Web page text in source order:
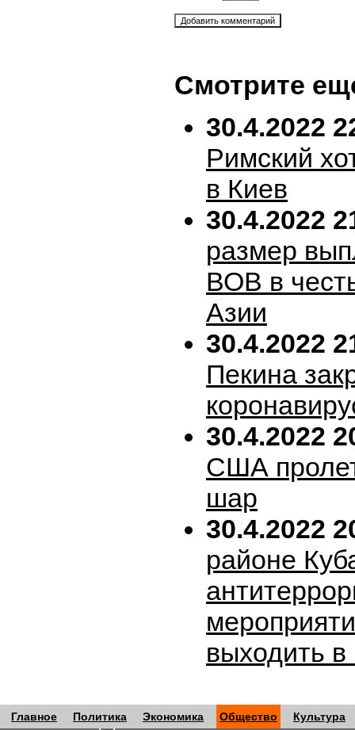
Смотрите
30.4.2022
Римский
в Киев
30.4.2022
размер
ВОВ в
Азии
30.4.2022
Пекина
30.4.2022
США
шар
30.4.2022
районе
выходить
Главное Политика Экономика Общество Культура